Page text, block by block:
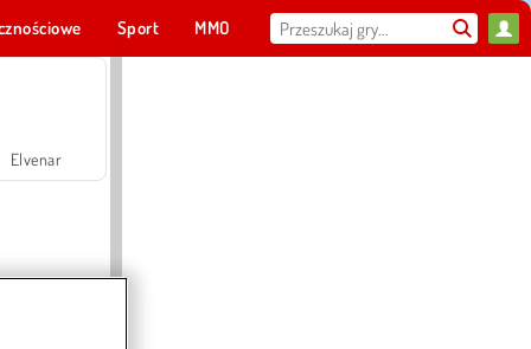
Sport MMO
Elvenar